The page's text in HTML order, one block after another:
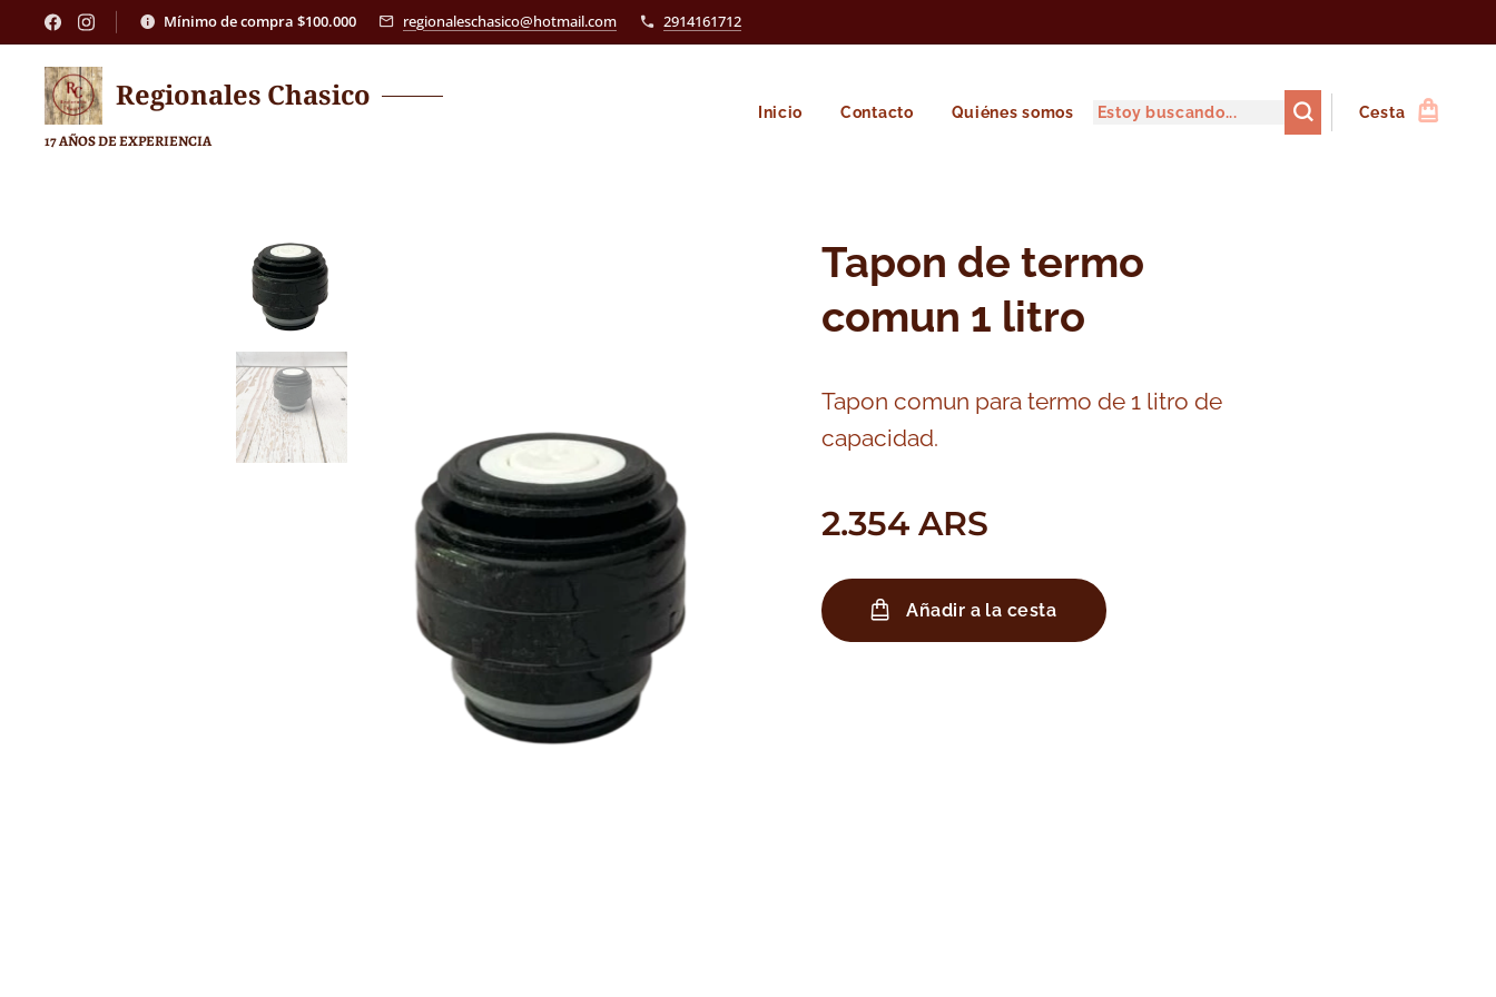
Mínimo de compra $100.000 regionaleschasico@hotmail.com 2914161712
Regionales Chasico
17 AÑOS DE EXPERIENCIA
Inicio Contacto Quiénes somos Cesta
Tapon de termo
comun 1 litro
Tapon comun para termo de 1 litro de
capacidad.
2.354 ARS
Añadir a la cesta